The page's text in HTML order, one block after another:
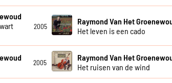
2005
Raymond Van Het
Het leven is een cado
2005
Raymond Van Het
Het ruisen van de wind